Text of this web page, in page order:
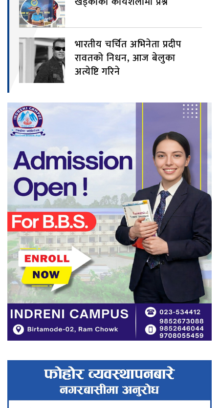
भारतीय चर्चित अभिनेता प्रदीप
रावतको निधन, आज बेलुका
अत्येष्टि गरिने